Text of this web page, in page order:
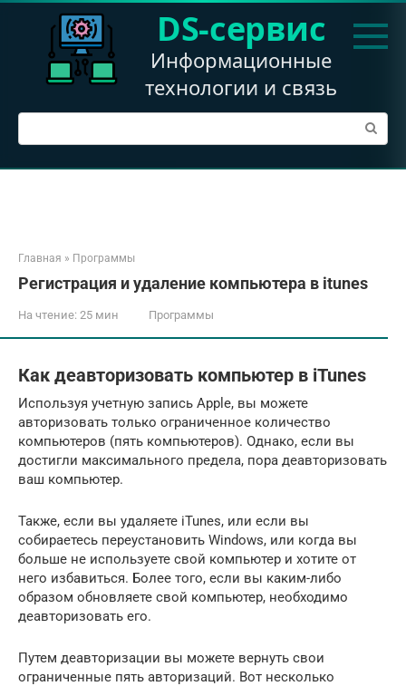
Перейти
DS-сервис
Информационные
технологии и связь
Поиск:
Главная » Программы
Регистрация и удаление компьютера в itunes
На чтение: 25 мин Программы
Как деавторизовать компьютер в iTunes
Используя учетную запись Apple, вы можете
авторизовать только ограниченное количество
компьютеров (пять компьютеров). Однако, если вы
достигли максимального предела, пора деавторизовать
ваш компьютер.
Также, если вы удаляете iTunes, или если вы
собираетесь переустановить Windows, или когда вы
больше не используете свой компьютер и хотите от
него избавиться. Более того, если вы каким-либо
образом обновляете свой компьютер, необходимо
деавторизовать его.
Путем деавторизации вы можете вернуть свои
ограниченные пять авторизаций. Вот несколько